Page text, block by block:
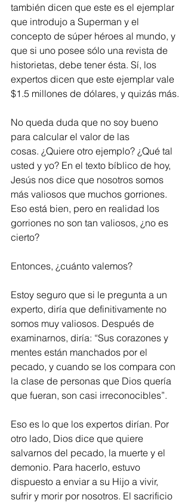
también dicen que este es el ejemplar
que introdujo a Superman y el
concepto de súper héroes al mundo, y
que si uno posee sólo una revista de
historietas, debe tener ésta. Sí, los
expertos dicen que este ejemplar vale
$1.5 millones de dólares, y quizás más.
No queda duda que no soy bueno
para calcular el valor de las
cosas. ¿Quiere otro ejemplo? ¿Qué tal
usted y yo? En el texto bíblico de hoy,
Jesús nos dice que nosotros somos
más valiosos que muchos gorriones.
Eso está bien, pero en realidad los
gorriones no son tan valiosos, ¿no es
cierto?
Entonces, ¿cuánto valemos?
Estoy seguro que si le pregunta a un
experto, diría que definitivamente no
somos muy valiosos. Después de
examinarnos, diría: “Sus corazones y
mentes están manchados por el
pecado, y cuando se los compara con
la clase de personas que Dios quería
que fueran, son casi irreconocibles”.
Eso es lo que los expertos dirían. Por
otro lado, Dios dice que quiere
salvarnos del pecado, la muerte y el
demonio. Para hacerlo, estuvo
dispuesto a enviar a su Hijo a vivir,
sufrir y morir por nosotros. El sacrificio